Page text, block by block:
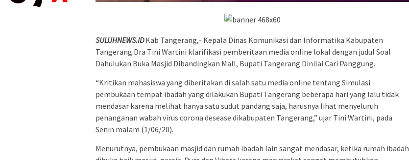
SULUHNEWS.IDKab Tangerang,- Kepala Dinas Komunikasi dan Informatika Kabupaten
Tangerang Dra Tini Wartini klarifikasi pemberitaan media online lokal dengan judul Soal
Dahulukan Buka Masjid Dibandingkan Mall, Bupati Tangerang Dinilai Cari Panggung.
“Kritikan mahasiswa yang diberitakan di salah satu media online tentang Simulasi
pembukaan tempat ibadah yang dilakukan Bupati Tangerang beberapa hari yang lalu tidak
mendasar karena melihat hanya satu sudut pandang saja, harusnya lihat menyeluruh
penanganan wabah virus corona desease dikabupaten Tangerang,” ujar Tini Wartini, pada
Senin malam (1/06/20).
Menurutnya, pembukaan masjid dan rumah ibadah lain sangat mendasar, ketika rumah ibadah